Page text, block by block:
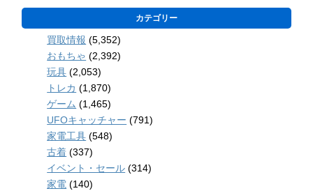
カテゴリー
買取情報 (5,352)
おもちゃ (2,392)
玩具 (2,053)
トレカ (1,870)
ゲーム (1,465)
UFOキャッチャー (791)
家電工具 (548)
古着 (337)
イベント・セール (314)
家電 (140)